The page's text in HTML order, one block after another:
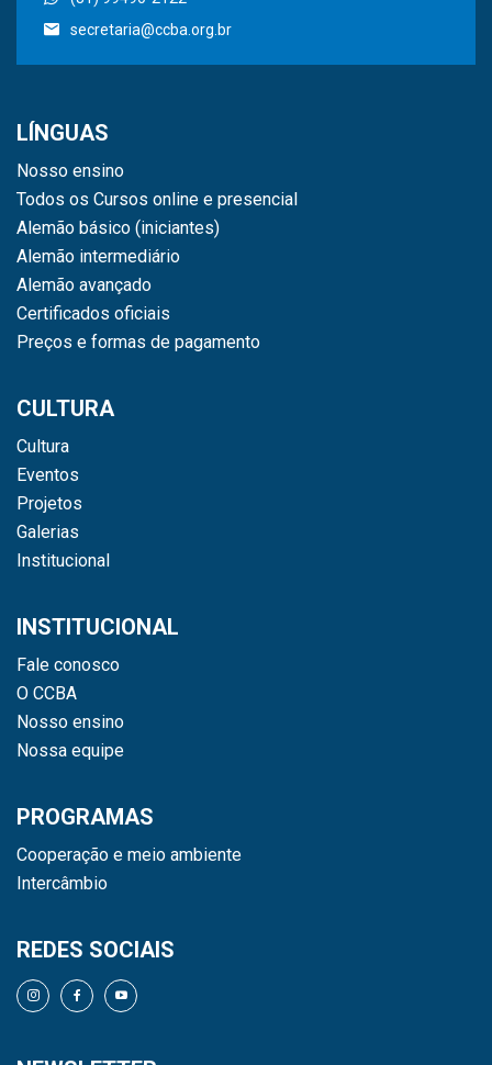
secretaria@ccba.org.br
LÍNGUAS
Nosso ensino
Todos os Cursos online e presencial
Alemão básico (iniciantes)
Alemão intermediário
Alemão avançado
Certificados oficiais
Preços e formas de pagamento
CULTURA
Cultura
Eventos
Projetos
Galerias
Institucional
INSTITUCIONAL
Fale conosco
O CCBA
Nosso ensino
Nossa equipe
PROGRAMAS
Cooperação e meio ambiente
Intercâmbio
REDES SOCIAIS